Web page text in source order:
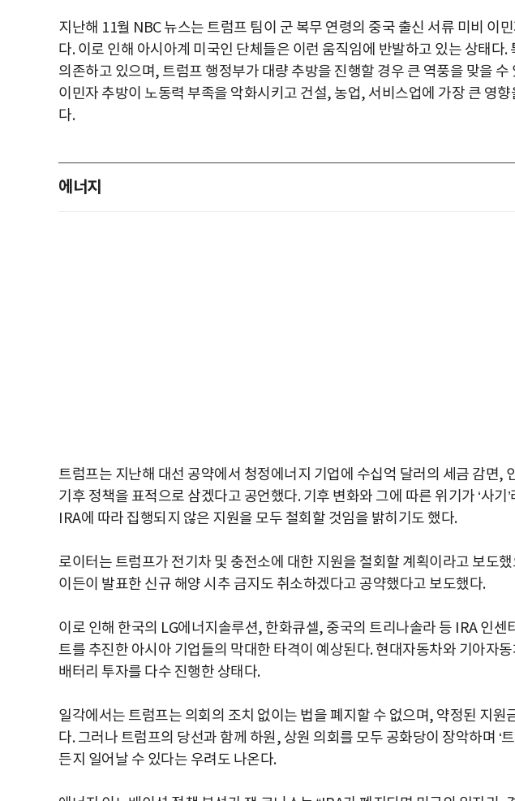
지난해 11월 NBC 뉴스는 트럼프 팀이 군 복무 연령의 중국 출신 서류 미비 이
다. 이로 인해 아시아계 미국인 단체들은 이런 움직임에 반발하고 있는 상태다.
의존하고 있으며, 트럼프 행정부가 대량 추방을 진행할 경우 큰 역풍을 맞을
이민자 추방이 노동력 부족을 악화시키고 건설, 농업, 서비스업에 가장 큰 영
다.
에너지
트럼프는 지난해 대선 공약에서 청정에너지 기업에 수십억 달러의 세금 감면,
기후 정책을 표적으로 삼겠다고 공언했다. 기후 변화와 그에 따른 위기가 ‘사기
IRA에 따라 집행되지 않은 지원을 모두 철회할 것임을 밝히기도 했다.
로이터는 트럼프가 전기차 및 충전소에 대한 지원을 철회할 계획이라고 보도
이든이 발표한 신규 해양 시추 금지도 취소하겠다고 공약했다고 보도했다.
이로 인해 한국의 LG에너지솔루션, 한화큐셀, 중국의 트리나솔라 등 IRA 인센
트를 추진한 아시아 기업들의 막대한 타격이 예상된다. 현대자동차와 기아자
배터리 투자를 다수 진행한 상태다.
일각에서는 트럼프는 의회의 조치 없이는 법을 폐지할 수 없으며, 약정된 지원
다. 그러나 트럼프의 당선과 함께 하원, 상원 의회를 모두 공화당이 장악하며 ‘
든지 일어날 수 있다는 우려도 나온다.